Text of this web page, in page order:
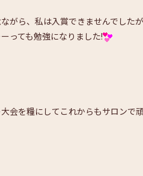
がら、私は入賞できませんでしたが
っても勉強になりました!
会を糧にしてこれからもサロンで